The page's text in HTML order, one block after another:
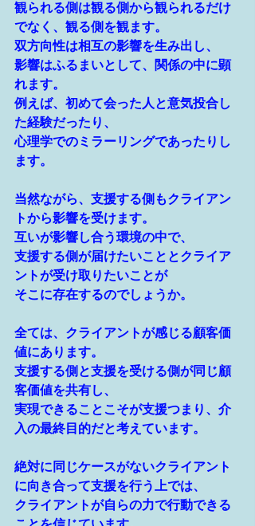
観られる側は観る側から観られるだけ
でなく、観る側を観ます。
双方向性は相互の影響を生み出し、
影響はふるまいとして、関係の中に顕
れます。
例えば、初めて会った人と意気投合し
た経験だったり、
心理学でのミラーリングであったりし
ます。
当然ながら、支援する側もクライアン
トから影響を受けます。
互いが影響し合う環境の中で、
支援する側が届けたいこととクライア
ントが受け取りたいことが
そこに存在するのでしょうか。
全ては、クライアントが感じる顧客価
値にあります。
支援する側と支援を受ける側が同じ顧
客価値を共有し、
実現できることこそが支援つまり、介
入の最終目的だと考えています。
絶対に同じケースがないクライアント
に向き合って支援を行う上では、
クライアントが自らの力で行動できる